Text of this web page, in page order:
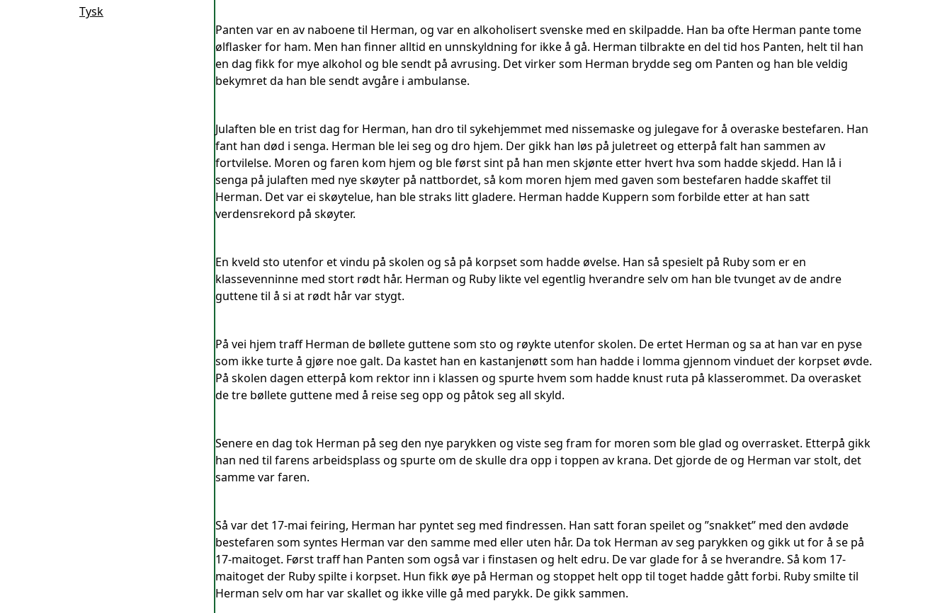
Tysk
Panten var en av naboene til Herman, og var en alkoholisert svenske med en skilpadde. Han ba ofte Herman pante tome
ølflasker for ham. Men han finner alltid en unnskyldning for ikke å gå. Herman tilbrakte en del tid hos Panten, helt til han
en dag fikk for mye alkohol og ble sendt på avrusing. Det virker som Herman brydde seg om Panten og han ble veldig
bekymret da han ble sendt avgåre i ambulanse.
Julaften ble en trist dag for Herman, han dro til sykehjemmet med nissemaske og julegave for å overaske bestefaren. Han
fant han død i senga. Herman ble lei seg og dro hjem. Der gikk han løs på juletreet og etterpå falt han sammen av
fortvilelse. Moren og faren kom hjem og ble først sint på han men skjønte etter hvert hva som hadde skjedd. Han lå i
senga på julaften med nye skøyter på nattbordet, så kom moren hjem med gaven som bestefaren hadde skaffet til
Herman. Det var ei skøytelue, han ble straks litt gladere. Herman hadde Kuppern som forbilde etter at han satt
verdensrekord på skøyter.
En kveld sto utenfor et vindu på skolen og så på korpset som hadde øvelse. Han så spesielt på Ruby som er en
klassevenninne med stort rødt hår. Herman og Ruby likte vel egentlig hverandre selv om han ble tvunget av de andre
guttene til å si at rødt hår var stygt.
På vei hjem traff Herman de bøllete guttene som sto og røykte utenfor skolen. De ertet Herman og sa at han var en pyse
som ikke turte å gjøre noe galt. Da kastet han en kastanjenøtt som han hadde i lomma gjennom vinduet der korpset øvde.
På skolen dagen etterpå kom rektor inn i klassen og spurte hvem som hadde knust ruta på klasserommet. Da overasket
de tre bøllete guttene med å reise seg opp og påtok seg all skyld.
Senere en dag tok Herman på seg den nye parykken og viste seg fram for moren som ble glad og overrasket. Etterpå gikk
han ned til farens arbeidsplass og spurte om de skulle dra opp i toppen av krana. Det gjorde de og Herman var stolt, det
samme var faren.
Så var det 17-mai feiring, Herman har pyntet seg med findressen. Han satt foran speilet og ”snakket” med den avdøde
bestefaren som syntes Herman var den samme med eller uten hår. Da tok Herman av seg parykken og gikk ut for å se på
17-maitoget. Først traff han Panten som også var i finstasen og helt edru. De var glade for å se hverandre. Så kom 17-
maitoget der Ruby spilte i korpset. Hun fikk øye på Herman og stoppet helt opp til toget hadde gått forbi. Ruby smilte til
Herman selv om har var skallet og ikke ville gå med parykk. De gikk sammen.